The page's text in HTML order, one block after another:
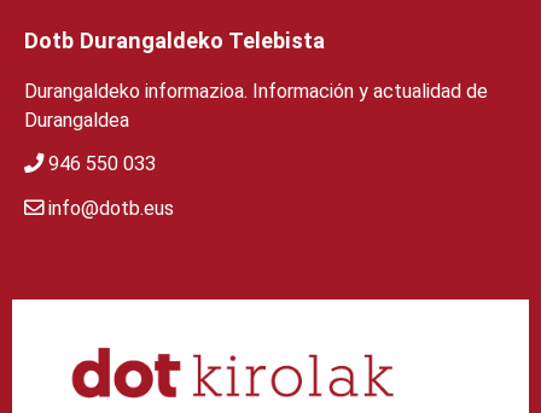
Dotb Durangaldeko Telebista
Durangaldeko informazioa. Información y actualidad de
Durangaldea
946 550 033
info@dotb.eus